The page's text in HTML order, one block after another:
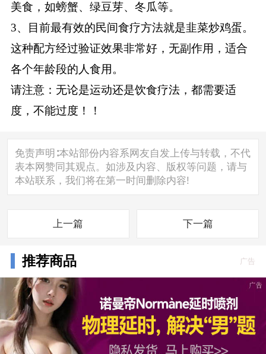
美食，如螃蟹、绿豆芽、冬瓜等。
3、目前最有效的民间食疗方法就是韭菜炒鸡蛋。
这种配方经过验证效果非常好，无副作用，适合
各个年龄段的人食用。
请注意：无论是运动还是饮食疗法，都需要适
度，不能过度！！
免责声明∶本站部份内容系网友自发上传与转载，不代
表本网赞同其观点。如涉及内容、版权等问题，请与
本站联系，我们将在第一时间删除内容!
上一篇 下一篇
推荐商品 广告